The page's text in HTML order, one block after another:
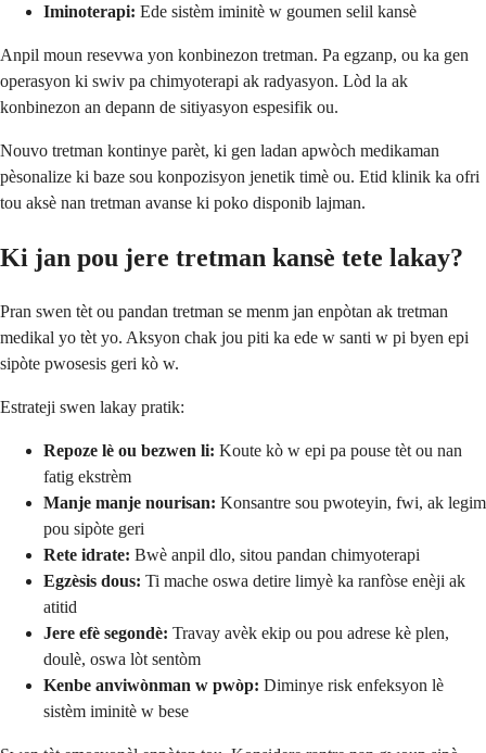
Iminoterapi: Ede sistèm iminitè w goumen selil kansè
Anpil moun resevwa yon konbinezon tretman. Pa egzanp, ou ka gen
operasyon ki swiv pa chimyoterapi ak radyasyon. Lòd la ak
konbinezon an depann de sitiyasyon espesifik ou.
Nouvo tretman kontinye parèt, ki gen ladan apwòch medikaman
pèsonalize ki baze sou konpozisyon jenetik timè ou. Etid klinik ka ofri
tou aksè nan tretman avanse ki poko disponib lajman.
Ki jan pou jere tretman kansè tete lakay?
Pran swen tèt ou pandan tretman se menm jan enpòtan ak tretman
medikal yo tèt yo. Aksyon chak jou piti ka ede w santi w pi byen epi
sipòte pwosesis geri kò w.
Estrateji swen lakay pratik:
Repoze lè ou bezwen li: Koute kò w epi pa pouse tèt ou nan
fatig ekstrèm
Manje manje nourisan: Konsantre sou pwoteyin, fwi, ak legim
pou sipòte geri
Rete idrate: Bwè anpil dlo, sitou pandan chimyoterapi
Egzèsis dous: Ti mache oswa detire limyè ka ranfòse enèji ak
atitid
Jere efè segondè: Travay avèk ekip ou pou adrese kè plen,
doulè, oswa lòt sentòm
Kenbe anviwònman w pwòp: Diminye risk enfeksyon lè
sistèm iminitè w bese